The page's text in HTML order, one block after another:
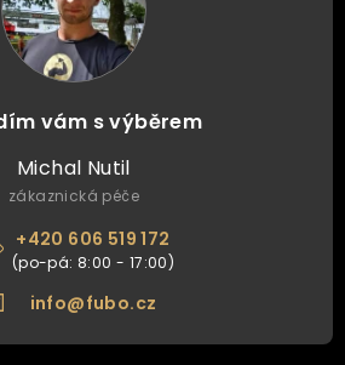
vám s výběrem
Michal Nutil
zákaznická péče
+420 606 519 172
info@fubo.cz